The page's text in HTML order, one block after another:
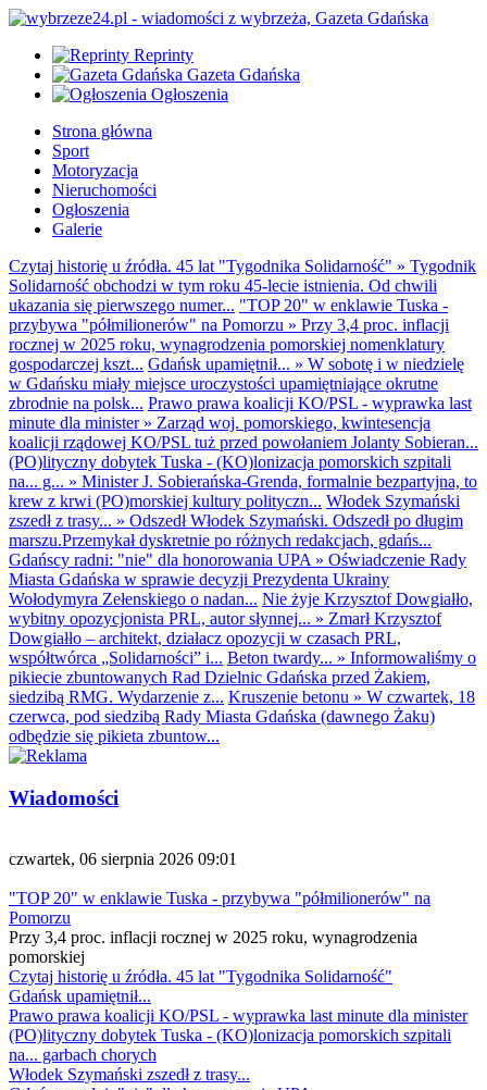
Reprinty
Gazeta Gdańska
Ogłoszenia
Strona główna
Sport
Motoryzacja
Nieruchomości
Ogłoszenia
Galerie
Czytaj historię u źródła. 45 lat "Tygodnika Solidarność" » Tygodnik
Solidarność obchodzi w tym roku 45-lecie istnienia. Od chwili
ukazania się pierwszego numer... "TOP 20" w enklawie Tuska -
przybywa "półmilionerów" na Pomorzu » Przy 3,4 proc. inflacji
rocznej w 2025 roku, wynagrodzenia pomorskiej nomenklatury
gospodarczej kszt... Gdańsk upamiętnił... » W sobotę i w niedzielę
w Gdańsku miały miejsce uroczystości upamiętniające okrutne
zbrodnie na polsk... Prawo prawa koalicji KO/PSL - wyprawka last
minute dla minister» Zarząd woj. pomorskiego, kwintesencja
koalicji rządowej KO/PSL tuż przed powołaniem Jolanty Sobieran...
(PO)lityczny dobytek Tuska - (KO)lonizacja pomorskich szpitali
na... g... » Minister J. Sobierańska-Grenda, formalnie bezpartyjna, to
krew z krwi (PO)morskiej kultury polityczn... Włodek Szymański
zszedł z trasy... » Odszedł Włodek Szymański. Odszedł po długim
marszu.Przemykał dyskretnie po różnych redakcjach, gdańs...
Gdańscy radni: "nie" dla honorowania UPA » Oświadczenie Rady
Miasta Gdańska w sprawie decyzji Prezydenta Ukrainy
Wołodymyra Zełenskiego o nadan... Nie żyje Krzysztof Dowgiałło,
wybitny opozycjonista PRL, autor słynnej... » Zmarł Krzysztof
Dowgiałło – architekt, działacz opozycji w czasach PRL,
współtwórca „Solidarności” i... Beton twardy... » Informowaliśmy o
pikiecie zbuntowanych Rad Dzielnic Gdańska przed Żakiem,
siedzibą RMG. Wydarzenie z... Kruszenie betonu » W czwartek, 18
czerwca, pod siedzibą Rady Miasta Gdańska (dawnego Żaku)
odbędzie się pikieta zbuntow...
Wiadomości
czwartek, 06 sierpnia 2026 09:01
"TOP 20" w enklawie Tuska - przybywa "półmilionerów" na
Pomorzu
Przy 3,4 proc. inflacji rocznej w 2025 roku, wynagrodzenia
pomorskiej
Czytaj historię u źródła. 45 lat "Tygodnika Solidarność"
Gdańsk upamiętnił...
Prawo prawa koalicji KO/PSL - wyprawka last minute dla minister
(PO)lityczny dobytek Tuska - (KO)lonizacja pomorskich szpitali
na... garbach chorych
Włodek Szymański zszedł z trasy...